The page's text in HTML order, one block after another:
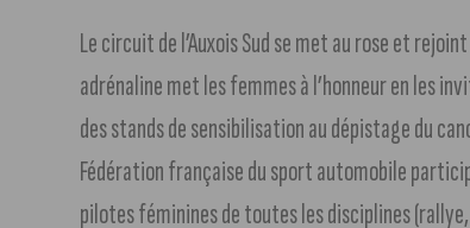
Le circuit de l’Auxois Sud se met au rose et
adrénaline met les femmes à l’honneur en les
des stands de sensibilisation au dépistage du
Fédération française du sport automobile
pilotes féminines de toutes les disciplines